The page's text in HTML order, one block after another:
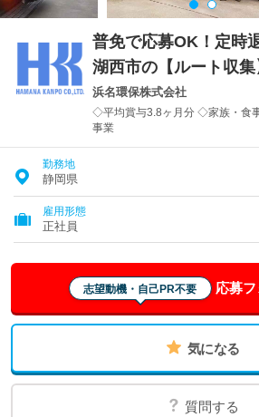
普免で応募OK！定時
湖西市の【ルート収集
浜名環保株式会社
◇平均賞与3.8ヶ月分 ◇家族・食
事業
勤務地
静岡県
雇用形態
正社員
志望動機・自己PR不要 応募フ
気になる
質問する